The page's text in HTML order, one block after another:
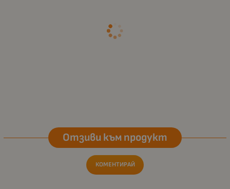
Отзиви към продукт
КОМЕНТИРАЙ